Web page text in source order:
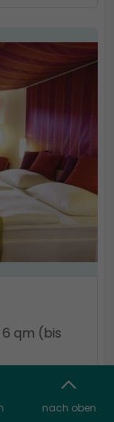
qm (bis
nach oben